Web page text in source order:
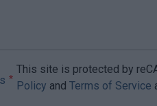
This site is protected by
Policy and Terms of Service